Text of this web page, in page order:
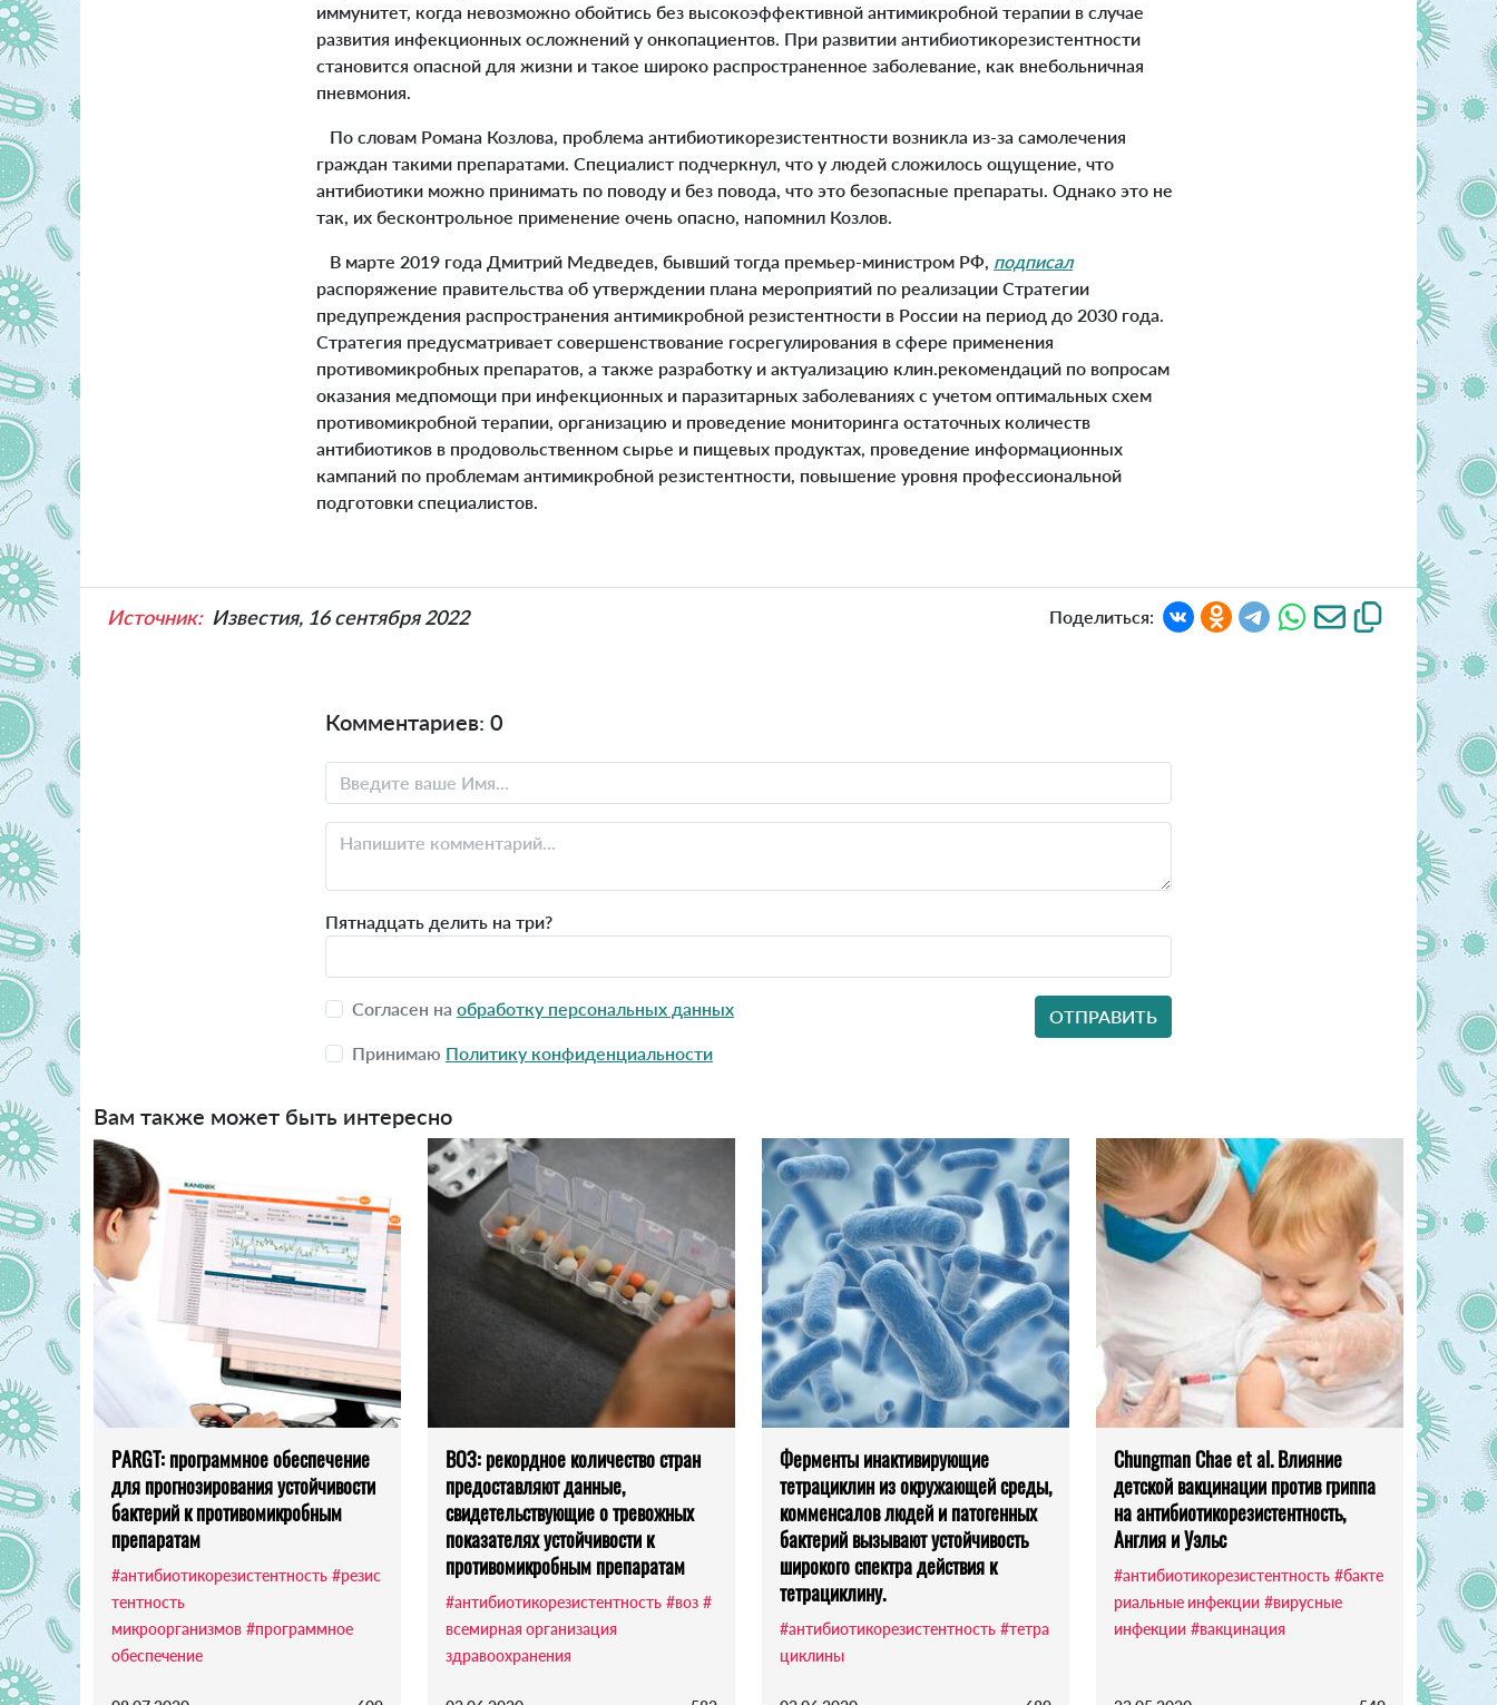
иммунитет, когда невозможно обойтись без высокоэффективной антимикробной терапии в случае
развития инфекционных осложнений у онкопациентов. При развитии антибиотикорезистентности
становится опасной для жизни и такое широко распространенное заболевание, как внебольничная
пневмония.
По словам Романа Козлова, проблема антибиотикорезистентности возникла из-за самолечения
граждан такими препаратами. Специалист подчеркнул, что у людей сложилось ощущение, что
антибиотики можно принимать по поводу и без повода, что это безопасные препараты. Однако это не
так, их бесконтрольное применение очень опасно, напомнил Козлов.
В марте 2019 года Дмитрий Медведев, бывший тогда премьер-министром РФ, подписал
распоряжение правительства об утверждении плана мероприятий по реализации Стратегии
предупреждения распространения антимикробной резистентности в России на период до 2030 года.
Стратегия предусматривает совершенствование госрегулирования в сфере применения
противомикробных препаратов, а также разработку и актуализацию клин.рекомендаций по вопросам
оказания медпомощи при инфекционных и паразитарных заболеваниях с учетом оптимальных схем
противомикробной терапии, организацию и проведение мониторинга остаточных количеств
антибиотиков в продовольственном сырье и пищевых продуктах, проведение информационных
кампаний по проблемам антимикробной резистентности, повышение уровня профессиональной
подготовки специалистов.
Источник: Известия, 16 сентября 2022 Поделиться:
Комментариев: 0
Пятнадцать делить на три?
Согласен на обработку персональных данных
Принимаю Политику конфиденциальности
Вам также может быть интересно
PARGT: программное обеспечение
для прогнозирования устойчивости
бактерий к противомикробным
препаратам
#антибиотикорезистентность #резис
тентность
микроорганизмов #программное
обеспечение
ВОЗ: рекордное количество стран
предоставляют данные,
свидетельствующие о тревожных
показателях устойчивости к
противомикробным препаратам
#антибиотикорезистентность #воз #
всемирная организация
здравоохранения
Ферменты инактивирующие
тетрациклин из окружающей среды,
комменсалов людей и патогенных
бактерий вызывают устойчивость
широкого спектра действия к
тетрациклину.
#антибиотикорезистентность #тетра
циклины
Chungman Chae et al. Влияние
детской вакцинации против гриппа
на антибиотикорезистентность,
Англия и Уэльс
#антибиотикорезистентность #бакте
риальные инфекции #вирусные
инфекции #вакцинация